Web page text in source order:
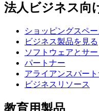
法人ビジネス向
ショッピングスペー
ビジネス製品を見る
ソフトウェアとサー
パートナー
アライアンスパー
ビジネスリソース
教育用製品